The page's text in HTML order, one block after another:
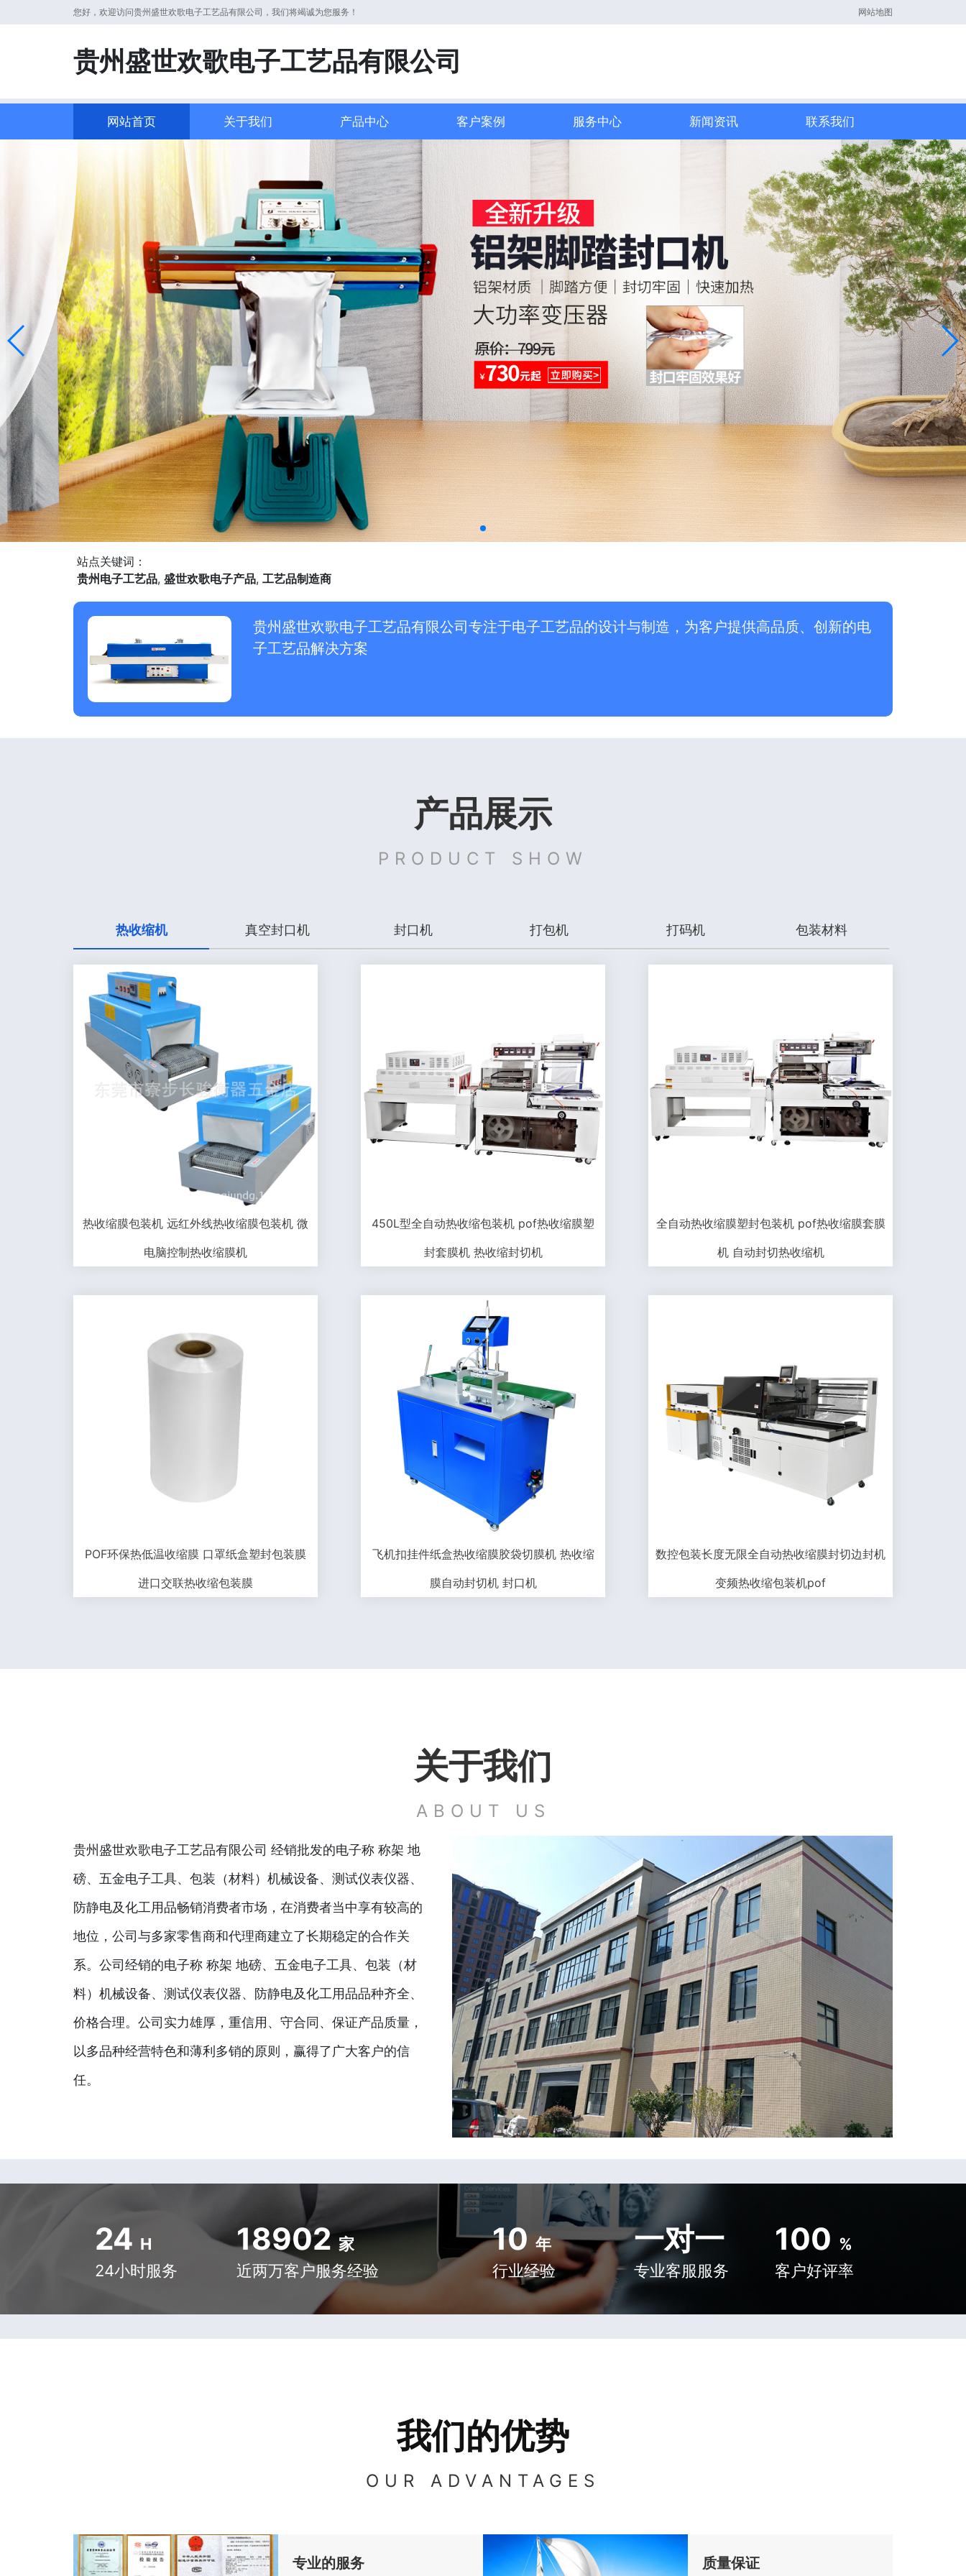
您好，欢迎访问贵州盛世欢歌电子工艺品有限公司，我们将竭诚为您服务！ 网站地图
贵州盛世欢歌电子工艺品有限公司
网站首页 关于我们 产品中心 客户案例 服务中心 新闻资讯 联系我们
站点关键词：
贵州电子工艺品, 盛世欢歌电子产品, 工艺品制造商
贵州盛世欢歌电子工艺品有限公司专注于电子工艺品的设计与制造，为客户提供高品质、创新的电
子工艺品解决方案
产品展示
PRODUCT SHOW
热收缩机 真空封口机 封口机 打包机 打码机 包装材料
热收缩膜包装机 远红外线热收缩膜包装机 微
电脑控制热收缩膜机
450L型全自动热收缩包装机 pof热收缩膜塑
封套膜机 热收缩封切机
全自动热收缩膜塑封包装机 pof热收缩膜套膜
机 自动封切热收缩机
POF环保热低温收缩膜 口罩纸盒塑封包装膜
进口交联热收缩包装膜
飞机扣挂件纸盒热收缩膜胶袋切膜机 热收缩
膜自动封切机 封口机
数控包装长度无限全自动热收缩膜封切边封机
变频热收缩包装机pof
关于我们
ABOUT US
贵州盛世欢歌电子工艺品有限公司 经销批发的电子称 称架 地
磅、五金电子工具、包装（材料）机械设备、测试仪表仪器、
防静电及化工用品畅销消费者市场，在消费者当中享有较高的
地位，公司与多家零售商和代理商建立了长期稳定的合作关
系。公司经销的电子称 称架 地磅、五金电子工具、包装（材
料）机械设备、测试仪表仪器、防静电及化工用品品种齐全、
价格合理。公司实力雄厚，重信用、守合同、保证产品质量，
以多品种经营特色和薄利多销的原则，赢得了广大客户的信
任。
24 H
24小时服务
18902 家
近两万客户服务经验
10 年
行业经验
一对一
专业客服服务
100 %
客户好评率
我们的优势
OUR ADVANTAGES
专业的服务 质量保证